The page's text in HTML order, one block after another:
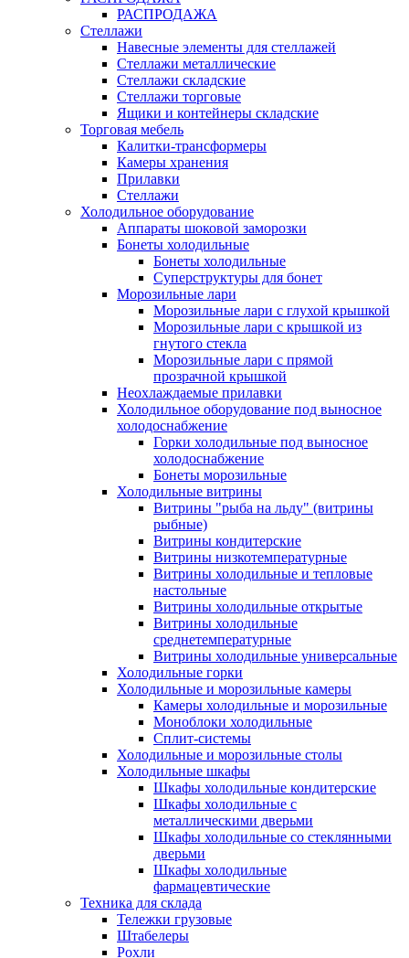
РАСПРОДАЖА
Стеллажи
Навесные элементы для стеллажей
Стеллажи металлические
Стеллажи складские
Стеллажи торговые
Ящики и контейнеры складские
Торговая мебель
Калитки-трансформеры
Камеры хранения
Прилавки
Стеллажи
Холодильное оборудование
Аппараты шоковой заморозки
Бонеты холодильные
Бонеты холодильные
Суперструктуры для бонет
Морозильные лари
Морозильные лари с глухой крышкой
Морозильные лари с крышкой из
гнутого стекла
Морозильные лари с прямой
прозрачной крышкой
Неохлаждаемые прилавки
Холодильное оборудование под выносное
холодоснабжение
Горки холодильные под выносное
холодоснабжение
Бонеты морозильные
Холодильные витрины
Витрины "рыба на льду" (витрины
рыбные)
Витрины кондитерские
Витрины низкотемпературные
Витрины холодильные и тепловые
настольные
Витрины холодильные открытые
Витрины холодильные
среднетемпературные
Витрины холодильные универсальные
Холодильные горки
Холодильные и морозильные камеры
Камеры холодильные и морозильные
Моноблоки холодильные
Сплит-системы
Холодильные и морозильные столы
Холодильные шкафы
Шкафы холодильные кондитерские
Шкафы холодильные с
металлическими дверьми
Шкафы холодильные со стеклянными
дверьми
Шкафы холодильные
фармацевтические
Техника для склада
Тележки грузовые
Штабелеры
Рохли